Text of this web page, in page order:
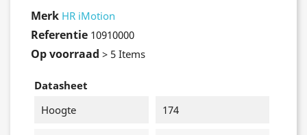
Merk HR iMotion
Referentie 10910000
Op voorraad > 5 Items
Datasheet
Hoogte
174